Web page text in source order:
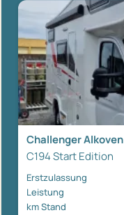
Challenger Alkoven
C194 Start Edition
Erstzulassung
Leistung
km Stand